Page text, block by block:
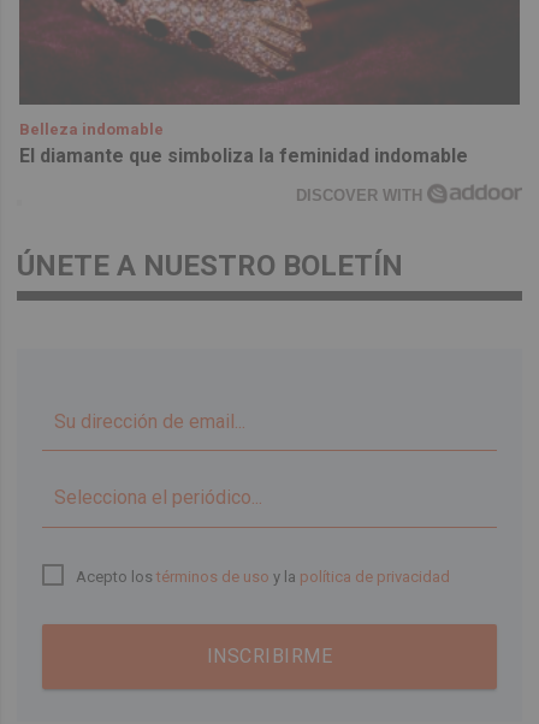
Belleza indomable
El diamante que simboliza la feminidad indomable
DISCOVER WITH
ÚNETE A NUESTRO BOLETÍN
Acepto lostérminos de uso y la política de privacidad
INSCRIBIRME